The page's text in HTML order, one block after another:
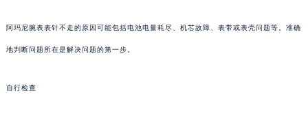
阿玛尼腕表表针不走的原因可能包括电池电量耗尽、机芯故障、表带或表壳问题等。准确
地判断问题所在是解决问题的第一步。
自行检查